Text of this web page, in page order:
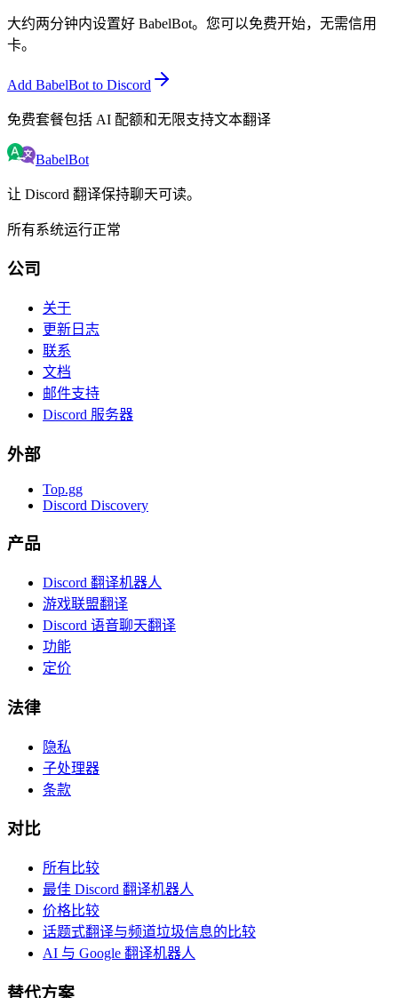
大约两分钟内设置好 BabelBot。您可以免费开始，无需信用
卡。
Add BabelBot to Discord
免费套餐包括 AI 配额和无限支持文本翻译
BabelBot
让 Discord 翻译保持聊天可读。
所有系统运行正常
公司
关于
更新日志
联系
文档
邮件支持
Discord 服务器
外部
Top.gg
Discord Discovery
产品
Discord 翻译机器人
游戏联盟翻译
Discord 语音聊天翻译
功能
定价
法律
隐私
子处理器
条款
对比
所有比较
最佳 Discord 翻译机器人
价格比较
话题式翻译与频道垃圾信息的比较
AI 与 Google 翻译机器人
替代方案